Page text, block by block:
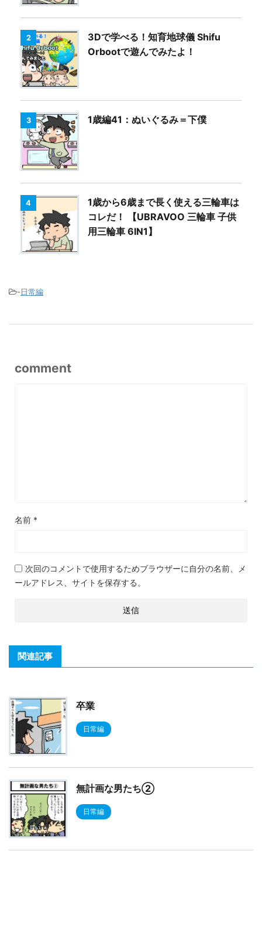
2
3Dで学べる！知育地球儀 Shifu
Orbootで遊んでみたよ！
3 1歳編41：ぬいぐるみ＝下僕
4
1歳から6歳まで長く使える三輪車は
コレだ！ 【UBRAVOO 三輪車 子供
用三輪車 6IN1】
-日常編
comment
名前 *
次回のコメントで使用するためブラウザーに自分の名前、メ
ールアドレス、サイトを保存する。
関連記事
卒業
日常編
無計画な男たち②
日常編